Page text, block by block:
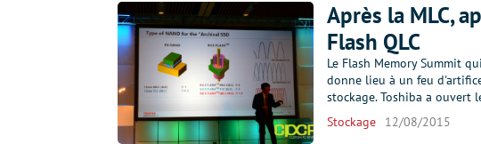
Après la MLC,
Flash QLC
Le Flash Memory Summit
donne lieu à un feu
stockage. Toshiba a ouvert
Stockage
12/08/2015